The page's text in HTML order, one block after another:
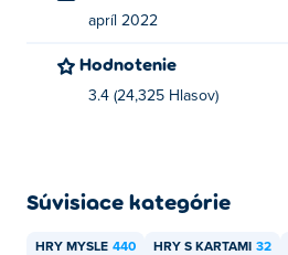
apríl 2022
Hodnotenie
3.4 (24,325 Hlasov)
Súvisiace kategórie
HRY MYSLE 440 HRY S KARTAMI 32